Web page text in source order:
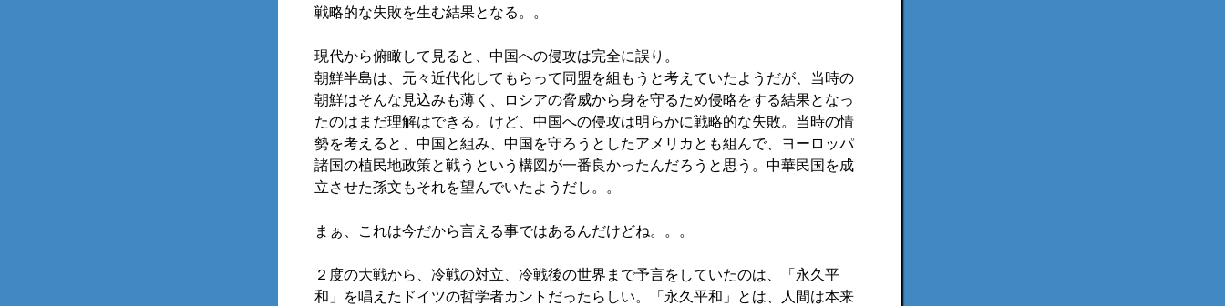
戦略的な失敗を生む結果となる。。
現代から俯瞰して見ると、中国への侵攻は完全に誤り。
朝鮮半島は、元々近代化してもらって同盟を組もうと考えていたようだが、当時の
朝鮮はそんな見込みも薄く、ロシアの脅威から身を守るため侵略をする結果となっ
たのはまだ理解はできる。けど、中国への侵攻は明らかに戦略的な失敗。当時の情
勢を考えると、中国と組み、中国を守ろうとしたアメリカとも組んで、ヨーロッパ
諸国の植民地政策と戦うという構図が一番良かったんだろうと思う。中華民国を成
立させた孫文もそれを望んでいたようだし。。
まぁ、これは今だから言える事ではあるんだけどね。。。
２度の大戦から、冷戦の対立、冷戦後の世界まで予言をしていたのは、「永久平
和」を唱えたドイツの哲学者カントだったらしい。「永久平和」とは、人間は本来